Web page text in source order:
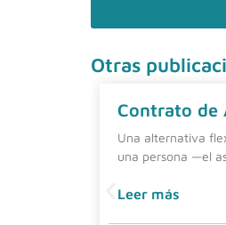
Otras
Contrato de
Una alternativa
una persona —el
Leer más